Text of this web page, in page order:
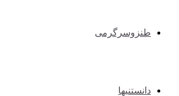
طنزوسرگرمی
دانستنیها